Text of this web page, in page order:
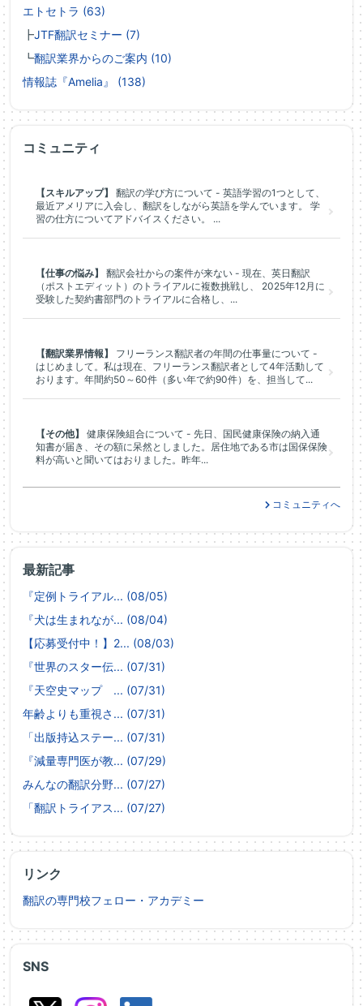
SNS
エトセトラ (63)
┣JTF翻訳セミナー (7)
┗翻訳業界からのご案内 (10)
情報誌『Amelia』 (138)
最新記事
『定例トライアル... (08/05)
『犬は生まれなが... (08/04)
【応募受付中！】2... (08/03)
『世界のスター伝... (07/31)
『天空史マップ ... (07/31)
年齢よりも重視さ... (07/31)
「出版持込ステー... (07/31)
『減量専門医が教... (07/29)
みんなの翻訳分野... (07/27)
「翻訳トライアス... (07/27)
リンク
翻訳の専門校フェロー・アカデミー
コミュニティ
【スキルアップ】
翻訳の学び方について - 英語学習の1つとして、
最近アメリアに入会し、翻訳をしながら英語を学んでいます。 学
習の仕方についてアドバイスください。 ...
【仕事の悩み】
翻訳会社からの案件が来ない - 現在、英日翻訳
（ポストエディット）のトライアルに複数挑戦し、 2025年12月に
受験した契約書部門のトライアルに合格し、...
【翻訳業界情報】
フリーランス翻訳者の年間の仕事量について -
はじめまして。私は現在、フリーランス翻訳者として4年活動して
おります。年間約50～60件（多い年で約90件）を、担当して...
【その他】
健康保険組合について - 先日、国民健康保険の納入通
知書が届き、その額に呆然としました。居住地である市は国保保険
料が高いと聞いてはおりました。昨年...
コミュニティへ